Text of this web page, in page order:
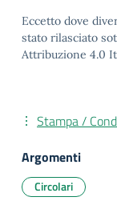
Eccetto dove
stato rilasciato
Attribuzione 4.0
Stampa /
Argomenti
Circolari